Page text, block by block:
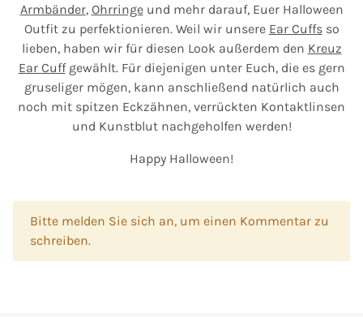
Armbänder, Ohrringeund mehr darauf, Euer Halloween
Outfit zu perfektionieren. Weil wir unsere Ear Cuffsso
lieben, haben wir für diesen Look außerdem den Kreuz
Ear Cuffgewählt. Für diejenigen unter Euch, die es gern
gruseliger mögen, kann anschließend natürlich auch
noch mit spitzen Eckzähnen, verrückten Kontaktlinsen
und Kunstblut nachgeholfen werden!
Happy Halloween!
x
Bitte melden Sie sich an, um einen Kommentar zu
schreiben.